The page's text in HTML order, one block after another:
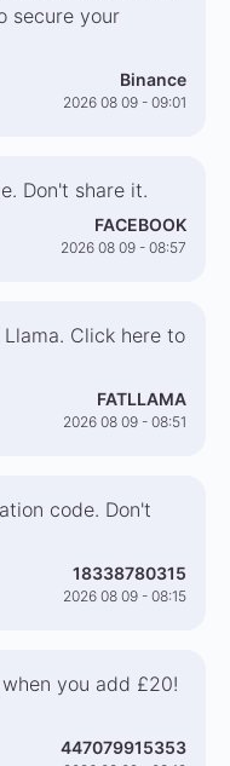
secure your
Binance
2026 08 09 - 09:01
Don't share it.
FACEBOOK
2026 08 09 - 08:57
Click here to
FATLLAMA
2026 08 09 - 08:51
code. Don't
18338780315
2026 08 09 - 08:15
you add £20!
447079915353